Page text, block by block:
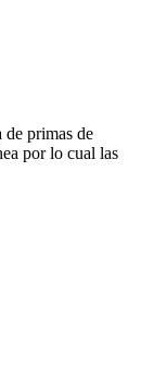
de primas de
por lo cual las